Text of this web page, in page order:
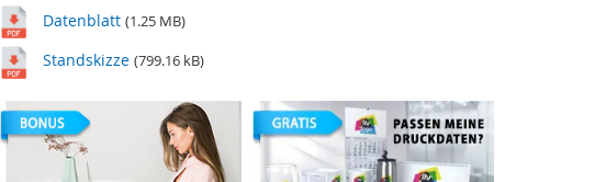
Datenblatt (1.25 MB)
Standskizze (799.16 kB)